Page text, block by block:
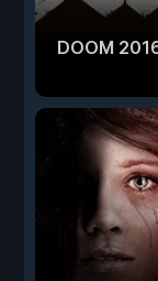
DOOM